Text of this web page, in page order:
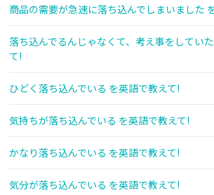
商品の需要が急速に落ち込んでしまいました
落ち込んでるんじゃなくて、考え事をしてい
て!
ひどく落ち込んでいる を英語で教えて!
気持ちが落ち込んでいる を英語で教えて!
かなり落ち込んでいる を英語で教えて!
気分が落ち込んでいる を英語で教えて!